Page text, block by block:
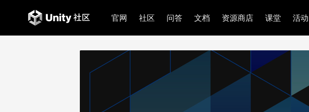
官网 社区 问答 文档 资源商店 课堂 活动